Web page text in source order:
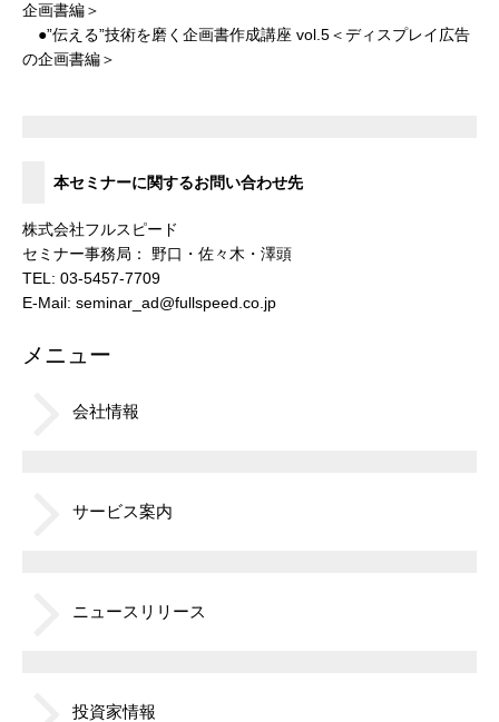
企画書編＞
●”伝える”技術を磨く企画書作成講座 vol.5＜ディスプレイ広告
の企画書編＞
本セミナーに関するお問い合わせ先
株式会社フルスピード
セミナー事務局： 野口・佐々木・澤頭
TEL: 03-5457-7709
E-Mail: seminar_ad@fullspeed.co.jp
メニュー
会社情報
サービス案内
ニュースリリース
投資家情報